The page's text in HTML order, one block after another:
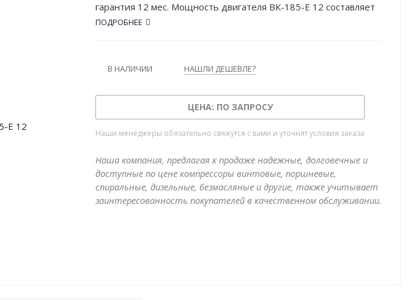
гарантия 12 мес. Мощность двигателя ВК-185-Е 12 составляет
185 кВт, а рабочее давление – 12 атм. Устройство обладает
ПОДРОБНЕЕ
В НАЛИЧИИ НАШЛИ ДЕШЕВЛЕ?
ЦЕНА: ПО ЗАПРОСУ
Наши менеджеры обязательно свяжутся с вами и уточнят условия заказа
Наша компания, предлагая к продаже надежные, долговечные и
доступные по цене компрессоры винтовые, поршневые,
спиральные, дизельные, безмасляные и другие, также учитывает
заинтересованность покупателей в качественном обслуживании.